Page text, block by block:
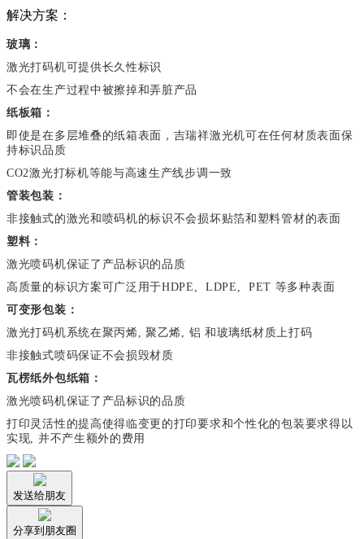
解决方案：
玻璃：
激光打码机可提供长久性标识
不会在生产过程中被擦掉和弄脏产品
纸板箱：
即使是在多层堆叠的纸箱表面，吉瑞祥激光机可在任何材质表面保
持标识品质
CO2激光打标机等能与高速生产线步调一致
管装包装：
非接触式的激光和喷码机的标识不会损坏贴箔和塑料管材的表面
塑料：
激光喷码机保证了产品标识的品质
高质量的标识方案可广泛用于HDPE, LDPE, PET 等多种表面
可变形包装：
激光打码机系统在聚丙烯, 聚乙烯, 铝 和玻璃纸材质上打码
非接触式喷码保证不会损毁材质
瓦楞纸外包纸箱：
激光喷码机保证了产品标识的品质
打印灵活性的提高使得临变更的打印要求和个性化的包装要求得以
实现, 并不产生额外的费用
发送给朋友
分享到朋友圈